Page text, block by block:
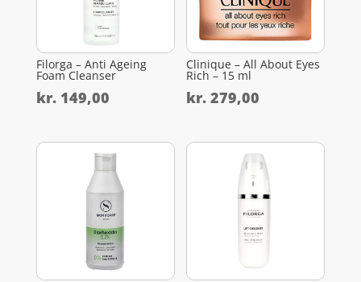
Filorga – Anti Ageing
Foam Cleanser
kr.149,00
Clinique – All About Eyes
Rich – 15 ml
kr. 279,00